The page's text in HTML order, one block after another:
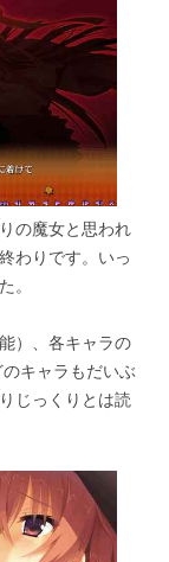
の魔女と思われ
わりです。いっ
。
）、各キャラの
キャラもだいぶ
じっくりとは読